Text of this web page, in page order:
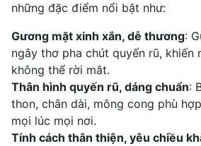
những đặc điểm nổi bật như:
Gương mặt xinh xắn, dễ thương:
ngây thơ pha chút quyến rũ, khiến
không thể rời mắt.
Thân hình quyến rũ, dáng chuẩn:
thon, chân dài, mông cong phù
mọi lúc mọi nơi.
Tính cách thân thiện, yêu chiều